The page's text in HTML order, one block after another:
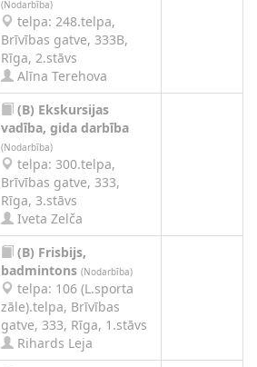
(Nodarbība)
telpa: 248.telpa,
Brīvības gatve, 333B,
Rīga, 2.stāvs
Alīna Terehova
(B) Ekskursijas
vadība, gida darbība
(Nodarbība)
telpa: 300.telpa,
Brīvības gatve, 333,
Rīga, 3.stāvs
Iveta Zelča
(B) Frisbijs,
badmintons (Nodarbība)
telpa: 106 (L.sporta
zāle).telpa, Brīvības
gatve, 333, Rīga, 1.stāvs
Rihards Leja